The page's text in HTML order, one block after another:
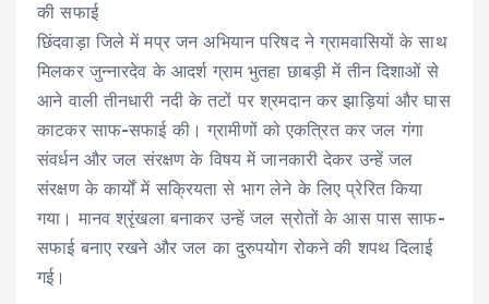
की सफाई
छिंदवाड़ा जिले में मप्र जन अभियान परिषद ने ग्रामवासियों के साथ
मिलकर जुन्नारदेव के आदर्श ग्राम भुतहा छाबड़ी में तीन दिशाओं से
आने वाली तीनधारी नदी के तटों पर श्रमदान कर झाड़ियां और घास
काटकर साफ-सफाई की। ग्रामीणों को एकत्रित कर जल गंगा
संवर्धन और जल संरक्षण के विषय में जानकारी देकर उन्हें जल
संरक्षण के कार्यों में सक्रियता से भाग लेने के लिए प्रेरित किया
गया। मानव श्रृंखला बनाकर उन्हें जल स्रोतों के आस पास साफ-
सफाई बनाए रखने और जल का दुरुपयोग रोकने की शपथ दिलाई
गई।